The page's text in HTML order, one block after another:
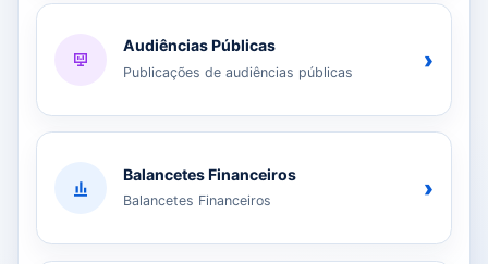
Audiências Públicas
Publicações de audiências públicas ›
Balancetes Financeiros
Balancetes Financeiros ›